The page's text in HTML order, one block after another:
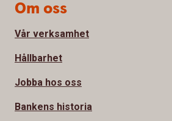
Om oss
Vår verksamhet
Hållbarhet
Jobba hos oss
Bankens historia